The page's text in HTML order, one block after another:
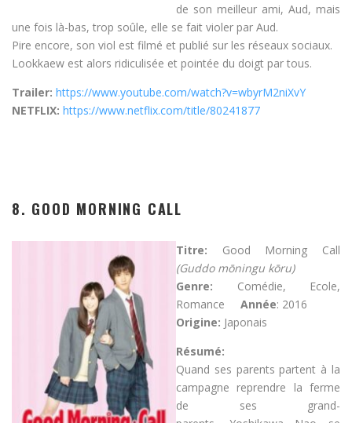
de son meilleur ami, Aud, mais
une fois là-bas, trop soûle, elle se fait violer par Aud.
Pire encore, son viol est filmé et publié sur les réseaux sociaux.
Lookkaew est alors ridiculisée et pointée du doigt par tous.
Trailer: https://www.youtube.com/watch?v=wbyrM2niXvY
NETFLIX: https://www.netflix.com/title/80241877
8. GOOD MORNING CALL
Titre: Good Morning Call
(Guddo mōningu kōru)
Genre: Comédie, Ecole,
Romance Année: 2016
Origine: Japonais
Résumé:
Quand ses parents partent à la
campagne reprendre la ferme
de ses grand-